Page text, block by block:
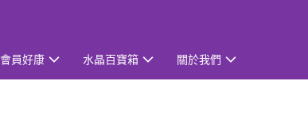
會員好康 水晶百寶箱 關於我們